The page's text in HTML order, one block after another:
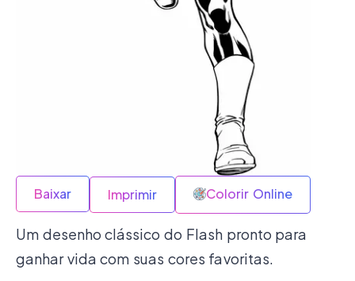
Baixar Imprimir Colorir Online
Um desenho clássico do Flash pronto para
ganhar vida com suas cores favoritas.